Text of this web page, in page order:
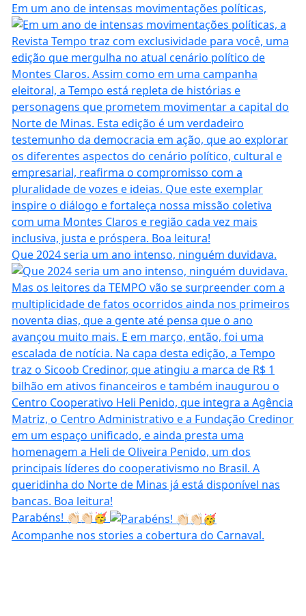
Em um ano de intensas movimentações políticas,
Que 2024 seria um ano intenso, ninguém duvidava.
Parabéns! 👏🏻👏🏻🥳
Acompanhe nos stories a cobertura do Carnaval.